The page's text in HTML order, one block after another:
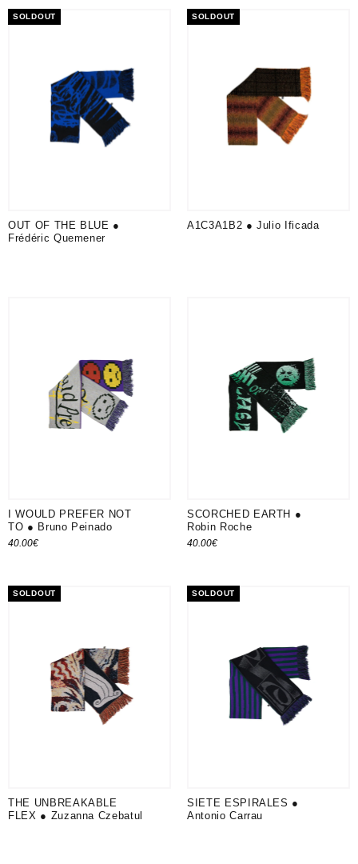
SOLDOUT
OUT OF THE BLUE ●
Frédéric Quemener
SOLDOUT
A1C3A1B2 ● Julio Ificada
I WOULD PREFER NOT
TO ● Bruno Peinado
40.00€
SCORCHED EARTH ●
Robin Roche
40.00€
SOLDOUT
THE UNBREAKABLE
FLEX ● Zuzanna Czebatul
SOLDOUT
SIETE ESPIRALES ●
Antonio Carrau